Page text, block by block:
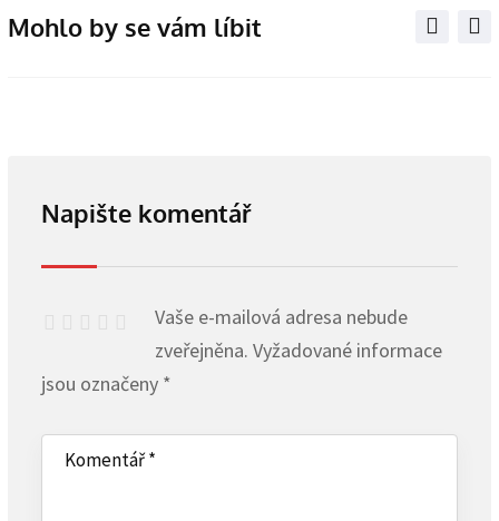
Mohlo by se vám líbit
Napište komentář
Vaše e-mailová adresa nebude
zveřejněna. Vyžadované informace
jsou označeny *